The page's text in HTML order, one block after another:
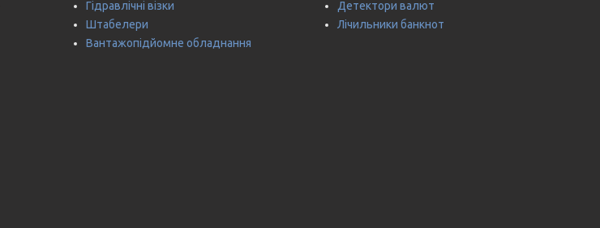
Гідравлічні візки
Штабелери
Вантажопідйомне обладнання
Детектори валют
Лічильники банкнот